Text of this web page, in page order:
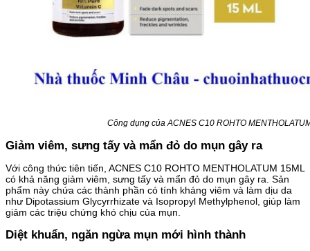
Công dụng của ACNES C10 ROHTO
Giảm viêm, sưng tấy và mẩn đỏ do mụn gây ra
Với công thức tiên tiến, ACNES C10 ROHTO MENTHOLATUM 15ML
có khả năng giảm viêm, sưng tấy và mẩn đỏ do mụn gây ra. Sản
phẩm này chứa các thành phần có tính kháng viêm và làm dịu da
như Dipotassium Glycyrrhizate và Isopropyl Methylphenol, giúp làm
giảm các triệu chứng khó chịu của mụn.
Diệt khuẩn, ngăn ngừa mụn mới hình thành